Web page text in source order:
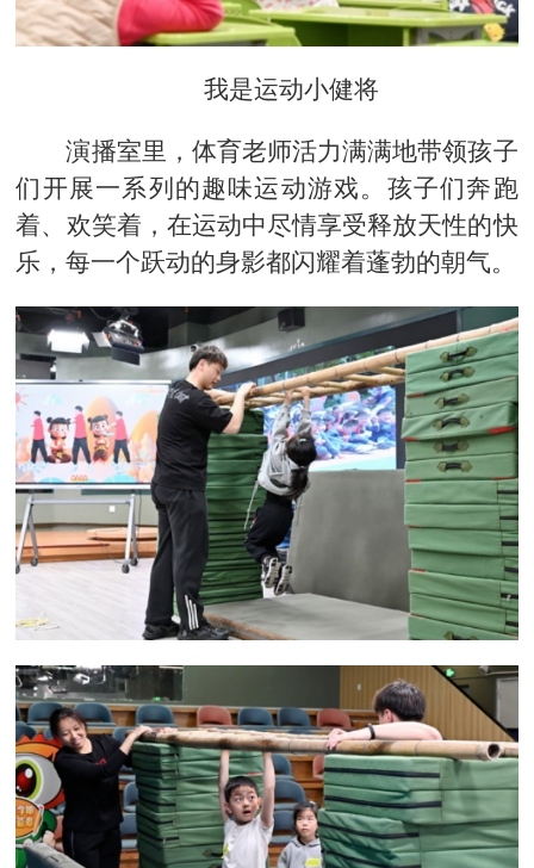
我是运动小健将
演播室里，体育老师活力满满地带领孩子
们开展一系列的趣味运动游戏。孩子们奔跑
着、欢笑着，在运动中尽情享受释放天性的快
乐，每一个跃动的身影都闪耀着蓬勃的朝气。